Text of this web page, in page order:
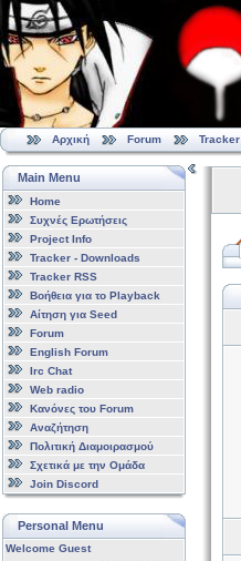
Αρχική Forum Tracker
Main Menu
Home
Συχνές Ερωτήσεις
Project Info
Tracker - Downloads
Tracker RSS
Βοήθεια για το Playback
Αίτηση για Seed
Forum
English Forum
Irc Chat
Web radio
Κανόνες του Forum
Αναζήτηση
Πολιτική Διαμοιρασμού
Σχετικά με την Ομάδα
Join Discord
Personal Menu
Welcome Guest